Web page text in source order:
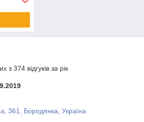
з 374 відгуків за рік
361, Бородянка, Україна